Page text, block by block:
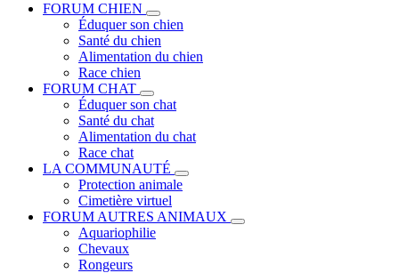
FORUM CHIEN
Éduquer son chien
Santé du chien
Alimentation du chien
Race chien
FORUM CHAT
Éduquer son chat
Santé du chat
Alimentation du chat
Race chat
LA COMMUNAUTÉ
Protection animale
Cimetière virtuel
FORUM AUTRES ANIMAUX
Aquariophilie
Chevaux
Rongeurs